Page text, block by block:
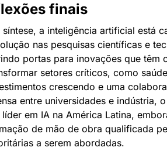
finais
síntese, a inteligência artificial está
nas pesquisas científicas e
portas para inovações que têm
setores críticos, como
crescendo e uma
entre universidades e indústria,
líder em IA na América Latina,
de mão de obra qualificada
a serem abordadas.